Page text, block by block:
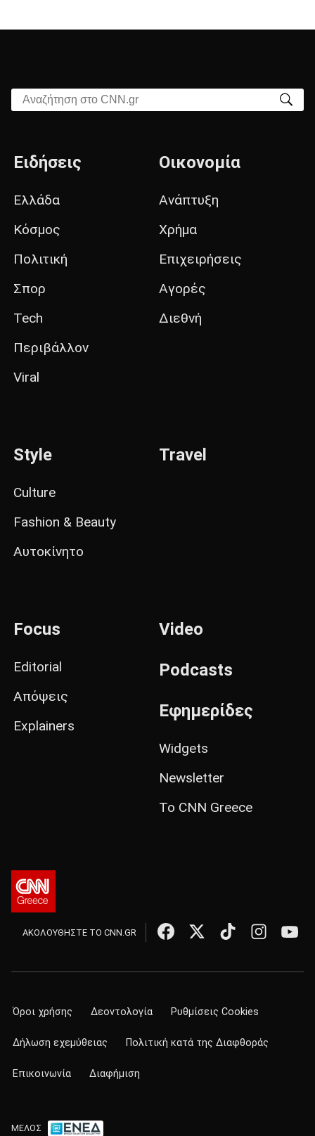
Αναζήτηση στο CNN.gr
Ειδήσεις
Ελλάδα
Κόσμος
Πολιτική
Σπορ
Tech
Περιβάλλον
Viral
Οικονομία
Ανάπτυξη
Χρήμα
Επιχειρήσεις
Αγορές
Διεθνή
Style
Culture
Fashion & Beauty
Αυτοκίνητο
Travel
Focus
Editorial
Απόψεις
Explainers
Video
Podcasts
Εφημερίδες
Widgets
Newsletter
Το CNN Greece
ΑΚΟΛΟΥΘΗΣΤΕ ΤΟ CNN.GR
Όροι χρήσης Δεοντολογία Ρυθμίσεις Cookies
Δήλωση εχεμύθειας Πολιτική κατά της Διαφθοράς
Επικοινωνία Διαφήμιση
ΜΕΛΟΣ